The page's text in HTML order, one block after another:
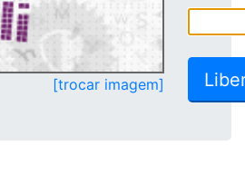
[trocar imagem]